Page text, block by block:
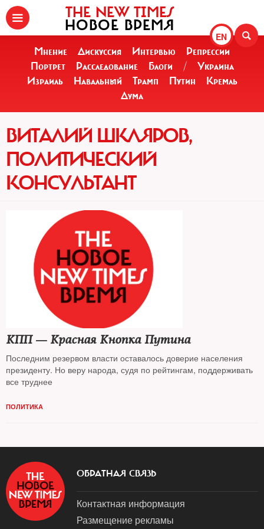
EN
THE NEW TIMES
НОВОЕ ВРЕМЯ
Мнение Дискуссия Интервью
Репрессии
Портрет
Расследование Блоги /
Украина
Израиль
Навальный Трамп Путин
Кремль
Дума
ВИТАЛИЙ ШКЛЯРОВ,
ПОЛИТИЧЕСКИЙ
КОНСУЛЬТАНТ
КПП — Красная Кнопка Путина
Последним резервом власти оставалось доверие населения
президенту. Но веру народа, судя по рейтингам, поддерживать
все труднее
ПОЛИТИКА
ОБРАТНАЯ СВЯЗЬ
Контактная информация
Размещение рекламы